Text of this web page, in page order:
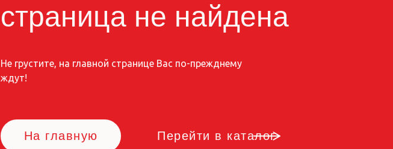
страница не найдена
Не грустите, на главной странице Вас по-прежднему
ждут!
На главную Перейти в каталог